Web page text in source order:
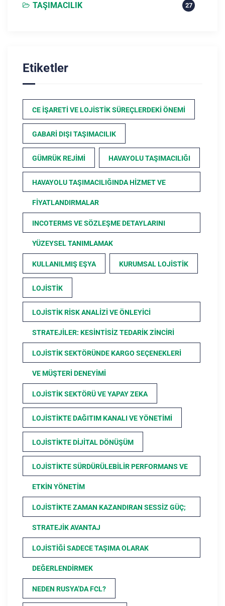
TAŞIMACILIK 27
Etiketler
CE İŞARETI VE LOJISTIK SÜREÇLERDEKI ÖNEMI
GABARI DIŞI TAŞIMACILIK
GÜMRÜK REJIMI HAVAYOLU TAŞIMACILIĞI
HAVAYOLU TAŞIMACILIĞINDA HIZMET VE
FIYATLANDIRMALAR
INCOTERMS VE SÖZLEŞME DETAYLARINI
YÜZEYSEL TANIMLAMAK
KULLANILMIŞ EŞYA KURUMSAL LOJISTIK
LOJISTIK
LOJISTIK RISK ANALIZI VE ÖNLEYICI
STRATEJILER: KESINTISIZ TEDARIK ZINCIRI
LOJISTIK SEKTÖRÜNDE KARGO SEÇENEKLERI
VE MÜŞTERI DENEYIMI
LOJISTIK SEKTÖRÜ VE YAPAY ZEKA
LOJISTIKTE DAĞITIM KANALI VE YÖNETIMI
LOJISTIKTE DIJITAL DÖNÜŞÜM
LOJISTIKTE SÜRDÜRÜLEBILIR PERFORMANS VE
ETKIN YÖNETIM
LOJISTIKTE ZAMAN KAZANDIRAN SESSIZ GÜÇ;
STRATEJIK AVANTAJ
LOJISTIĞI SADECE TAŞIMA OLARAK
DEĞERLENDIRMEK
NEDEN RUSYA’DA FCL?